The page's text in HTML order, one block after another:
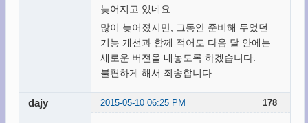
늦어지고 있네요.
많이 늦어졌지만, 그동안 준비해 두었던
기능 개선과 함께 적어도 다음 달 안에는
새로운 버전을 내놓도록 하겠습니다.
불편하게 해서 죄송합니다.
178
dajy 2015-05-10 06:25 PM